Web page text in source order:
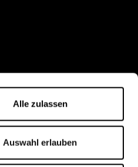
Alle zulassen
Auswahl erlauben